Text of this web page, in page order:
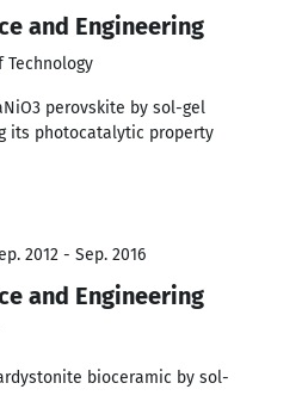
and Engineering
perovskite by sol-gel
its photocatalytic property
2012 - Sep. 2016
and Engineering
bioceramic by sol-